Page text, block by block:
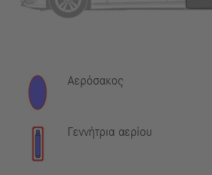
Αερόσακος
Γεννήτρια αερίου